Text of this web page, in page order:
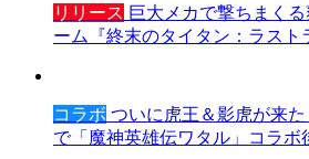
リリース 巨大メカで撃ちまく
ーム『終末のタイタン：ラスト
コラボ ついに虎王＆影虎が来た
で「魔神英雄伝ワタル」コラボ